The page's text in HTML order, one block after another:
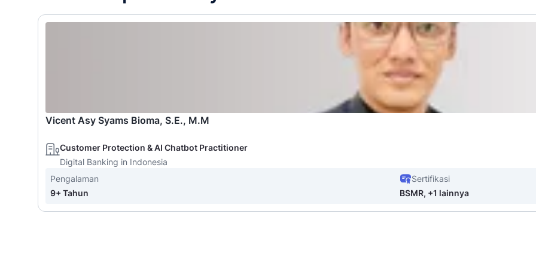
Vicent Asy Syams Bioma, S.E., M.M
Customer Protection & AI Chatbot Practitioner
Digital Banking in Indonesia
Pengalaman
9+ Tahun
Sertifikasi
BSMR, +1 lainnya